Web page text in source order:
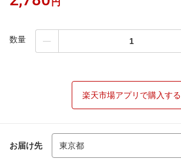
円
数量
楽天市場アプリで購入する
お届け先